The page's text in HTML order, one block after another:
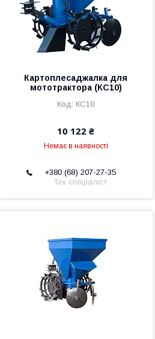
Картоплесаджалка для
мототрактора (КС10)
КС10
10 122 ₴
Немає в наявності
+380 (68) 207-27-35
Тех спеціаліст